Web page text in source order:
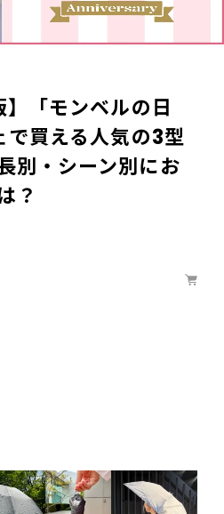
】「モンベルの日
で買える人気の3型
別・シーン別にお
？